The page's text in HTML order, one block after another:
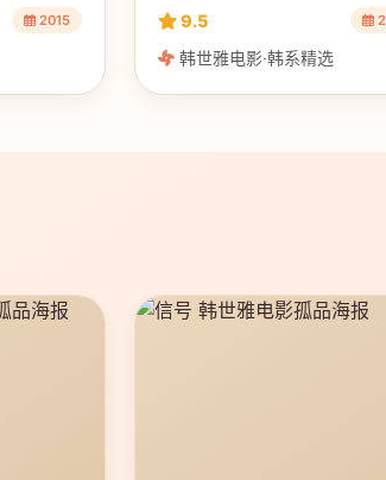
2015 9.5
韩世雅电影·韩系精选